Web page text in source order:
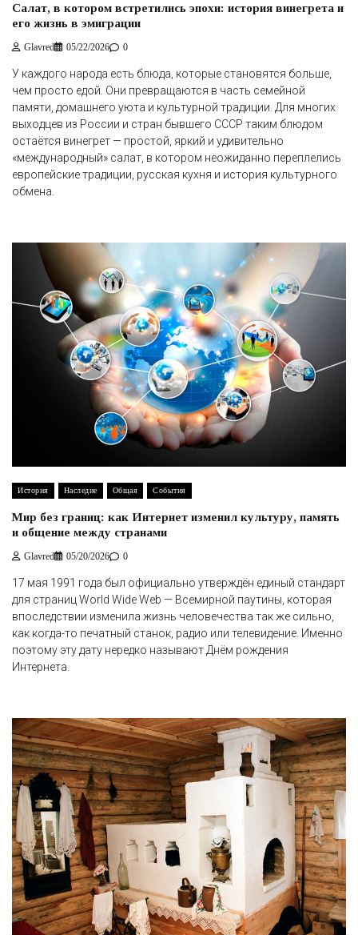
Салат, в котором встретились эпохи: история винегрета и
его жизнь в эмиграции
Glavred 05/22/2026 0
У каждого народа есть блюда, которые становятся больше,
чем просто едой. Они превращаются в часть семейной
памяти, домашнего уюта и культурной традиции. Для многих
выходцев из России и стран бывшего СССР таким блюдом
остаётся винегрет — простой, яркий и удивительно
«международный» салат, в котором неожиданно переплелись
европейские традиции, русская кухня и история культурного
обмена.
История Наследие Общая События
Мир без границ: как Интернет изменил культуру, память
и общение между странами
Glavred 05/20/2026 0
17 мая 1991 года был официально утверждён единый стандарт
для страниц World Wide Web — Всемирной паутины, которая
впоследствии изменила жизнь человечества так же сильно,
как когда-то печатный станок, радио или телевидение. Именно
поэтому эту дату нередко называют Днём рождения
Интернета.